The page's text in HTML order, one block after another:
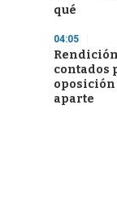
qué
04:05
contados
oposición
aparte